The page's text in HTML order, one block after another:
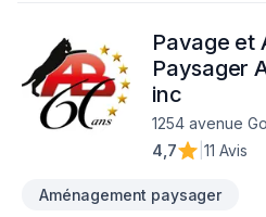
vos délais et votre vision.
en réalité. Contactez-nous dès
Pavage et
Paysager
inc
1254 avenue
4,7
11 Avis
Aménagement paysager